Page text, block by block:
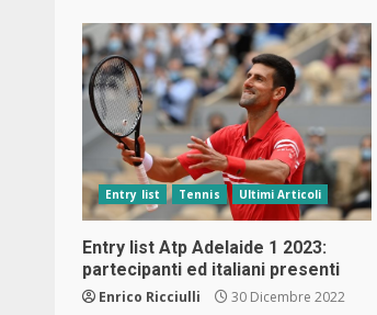
Entry list Tennis Ultimi Articoli
Entry list Atp Adelaide 1 2023:
partecipanti ed italiani presenti
Enrico Ricciulli 30 Dicembre 2022